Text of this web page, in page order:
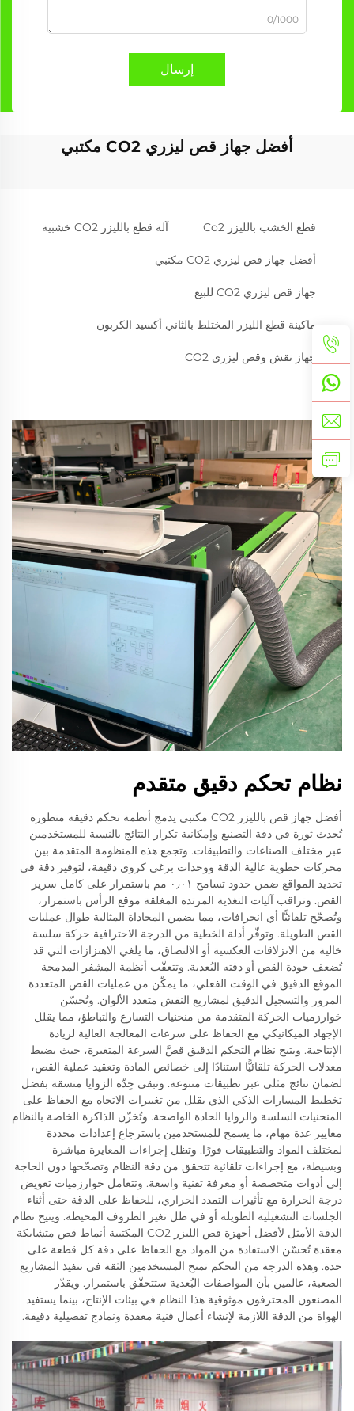
0/1000
إرسال
أفضل جهاز قص ليزري CO2 مكتبي
قطع الخشب بالليزر Co2 آلة قطع بالليزر CO2 خشبية
أفضل جهاز قص ليزري CO2 مكتبي
جهاز قص ليزري CO2 للبيع
ماكينة قطع الليزر المختلط بالثاني أكسيد الكربون
جهاز نقش وقص ليزري CO2
نظام تحكم دقيق متقدم
أفضل جهاز قص بالليزر CO2 مكتبي يدمج أنظمة تحكم دقيقة متطورة
تُحدث ثورة في دقة التصنيع وإمكانية تكرار النتائج بالنسبة للمستخدمين
عبر مختلف الصناعات والتطبيقات. وتجمع هذه المنظومة المتقدمة بين
محركات خطوية عالية الدقة ووحدات برغي كروي دقيقة، لتوفير دقة في
تحديد المواقع ضمن حدود تسامح ٠٫٠١ مم باستمرار على كامل سرير
القص. وتراقب آليات التغذية المرتدة المغلقة موقع الرأس باستمرار،
وتُصحّح تلقائيًّا أي انحرافات، مما يضمن المحاذاة المثالية طوال عمليات
القص الطويلة. وتوفّر أدلة الخطية من الدرجة الاحترافية حركة سلسة
خالية من الانزلاقات العكسية أو الالتصاق، ما يلغي الاهتزازات التي قد
تُضعف جودة القص أو دقته البُعدية. وتتعقّب أنظمة المشفر المدمجة
الموقع الدقيق في الوقت الفعلي، ما يمكّن من عمليات القص المتعددة
المرور والتسجيل الدقيق لمشاريع النقش متعدد الألوان. وتُحسّن
خوارزميات الحركة المتقدمة من منحنيات التسارع والتباطؤ، مما يقلل
الإجهاد الميكانيكي مع الحفاظ على سرعات المعالجة العالية لزيادة
الإنتاجية. ويتيح نظام التحكم الدقيق قصَّ السرعة المتغيرة، حيث يضبط
معدلات الحركة تلقائيًّا استنادًا إلى خصائص المادة وتعقيد عملية القص،
لضمان نتائج مثلى عبر تطبيقات متنوعة. وتبقى حِدّة الزوايا متسقة بفضل
تخطيط المسارات الذكي الذي يقلل من تغييرات الاتجاه مع الحفاظ على
المنحنيات السلسة والزوايا الحادة الواضحة. وتُخزّن الذاكرة الخاصة بالنظام
معايير عدة مهام، ما يسمح للمستخدمين باسترجاع إعدادات محددة
لمختلف المواد والتطبيقات فورًا. وتظل إجراءات المعايرة مباشرة
وبسيطة، مع إجراءات تلقائية تتحقق من دقة النظام وتصحّحها دون الحاجة
إلى أدوات متخصصة أو معرفة تقنية واسعة. وتتعامل خوارزميات تعويض
درجة الحرارة مع تأثيرات التمدد الحراري، للحفاظ على الدقة حتى أثناء
الجلسات التشغيلية الطويلة أو في ظل تغير الظروف المحيطة. ويتيح نظام
الدقة الأمثل لأفضل أجهزة قص الليزر CO2 المكتبية أنماط قص متشابكة
معقدة تُحسّن الاستفادة من المواد مع الحفاظ على دقة كل قطعة على
حدة. وهذه الدرجة من التحكم تمنح المستخدمين الثقة في تنفيذ المشاريع
الصعبة، عالمين بأن المواصفات البُعدية ستتحقّق باستمرار. ويقدّر
المصنعون المحترفون موثوقية هذا النظام في بيئات الإنتاج، بينما يستفيد
الهواة من الدقة اللازمة لإنشاء أعمال فنية معقدة ونماذج تفصيلية دقيقة.